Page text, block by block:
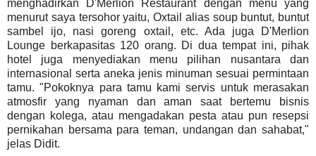
menghadirkan D'Merlion Restaurant dengan menu yang
menurut saya tersohor yaitu, Oxtail alias soup buntut, buntut
sambel ijo, nasi goreng oxtail, etc. Ada juga D'Merlion
Lounge berkapasitas 120 orang. Di dua tempat ini, pihak
hotel juga menyediakan menu pilihan nusantara dan
internasional serta aneka jenis minuman sesuai permintaan
tamu. "Pokoknya para tamu kami servis untuk merasakan
atmosfir yang nyaman dan aman saat bertemu bisnis
dengan kolega, atau mengadakan pesta atau pun resepsi
pernikahan bersama para teman, undangan dan sahabat,"
jelas Didit.